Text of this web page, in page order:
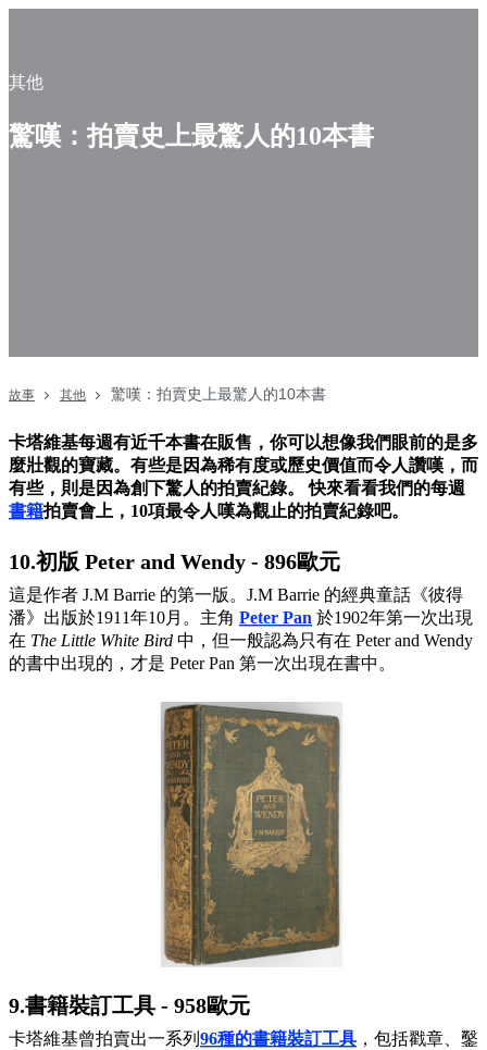
其他
驚嘆：拍賣史上最驚人的10本書
故事 其他 驚嘆：拍賣史上最驚人的10本書
卡塔維基每週有近千本書在販售，你可以想像我們眼前的是多
麼壯觀的寶藏。有些是因為稀有度或歷史價值而令人讚嘆，而
有些，則是因為創下驚人的拍賣紀錄。 快來看看我們的每週
書籍拍賣會上，10項最令人嘆為觀止的拍賣紀錄吧。
10.初版 Peter and Wendy - 896歐元
這是作者 J.M Barrie 的第一版。J.M Barrie 的經典童話《彼得
潘》出版於1911年10月。主角 Peter Pan 於1902年第一次出現
在 The Little White Bird 中，但一般認為只有在 Peter and Wendy
的書中出現的，才是 Peter Pan 第一次出現在書中。
9.書籍裝訂工具 - 958歐元
卡塔維基曾拍賣出一系列 96種的書籍裝訂工具 ，包括戳章、鑿